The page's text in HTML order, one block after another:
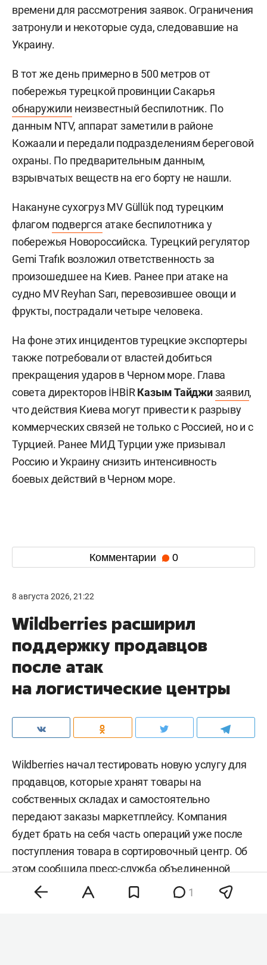
времени для рассмотрения заявок. Ограничения
затронули и некоторые суда, следовавшие на
Украину.
В тот же день примерно в 500 метров от
побережья турецкой провинции Сакарья
обнаружили неизвестный беспилотник. По
данным NTV, аппарат заметили в районе
Кожаали и передали подразделениям береговой
охраны. По предварительным данным,
взрывчатых веществ на его борту не нашли.
Накануне сухогруз MV Güllük под турецким
флагом подвергся атаке беспилотника у
побережья Новороссийска. Турецкий регулятор
Gemi Trafık возложил ответственность за
произошедшее на Киев. Ранее при атаке на
судно MV Reyhan Sarı, перевозившее овощи и
фрукты, пострадали четыре человека.
На фоне этих инцидентов турецкие экспортеры
также потребовали от властей добиться
прекращения ударов в Черном море. Глава
совета директоров İHBİRКазым Тайджизаявил,
что действия Киева могут привести к разрыву
коммерческих связей не только с Россией, но и с
Турцией. Ранее МИД Турции уже призывал
Россию и Украину снизить интенсивность
боевых действий в Черном море.
Комментарии 0
8 августа 2026, 21:22
Wildberries расширил
поддержку продавцов
после атак
на логистические центры
Wildberries начал тестировать новую услугу для
продавцов, которые хранят товары на
собственных складах и самостоятельно
передают заказы маркетплейсу. Компания
будет брать на себя часть операций уже после
поступления товара в сортировочный центр. Об
этом сообщилапресс-службаобъединенной
компании Wildberries и Russ.
1